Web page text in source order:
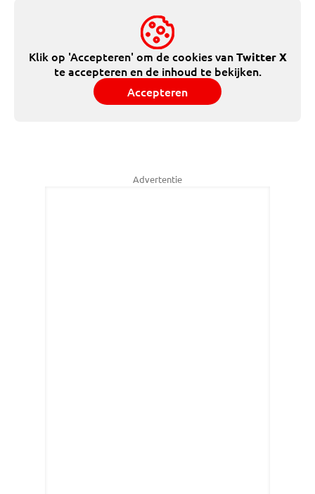
Klik op 'Accepteren' om de cookies vanTwitter X
te accepteren en de inhoud te bekijken.
Accepteren
Advertentie